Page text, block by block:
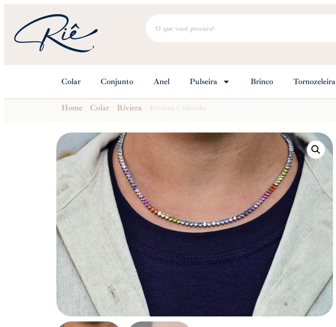
Colar Conjunto Anel Pulseira Brinco Tornozeleira
Home Colar Riviera / Riviera Colorida